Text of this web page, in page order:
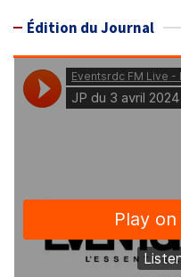
Édition du Journal